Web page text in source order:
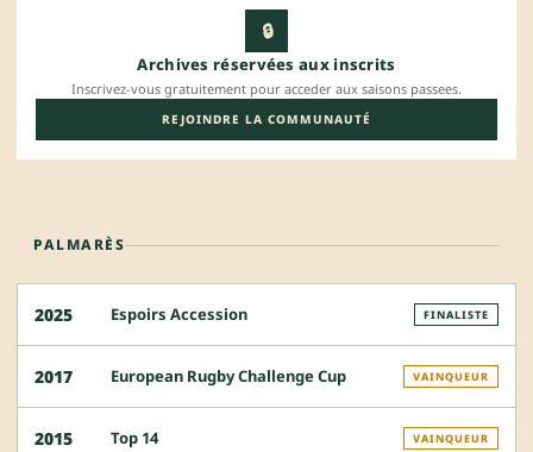
🔒
Archives réservées aux inscrits
Inscrivez-vous gratuitement pour acceder aux saisons passees.
REJOINDRE LA COMMUNAUTÉ
PALMARÈS
2025 Espoirs Accession FINALISTE
2017 European Rugby Challenge Cup VAINQUEUR
2015 Top 14 VAINQUEUR